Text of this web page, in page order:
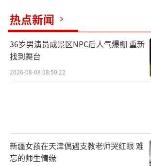
热点新闻
36岁男演员成景区NPC后人气爆棚 重新
找到舞台
2026-08-08 08:50:22
新疆女孩在天津偶遇支教老师哭红眼 难
忘的师生情缘